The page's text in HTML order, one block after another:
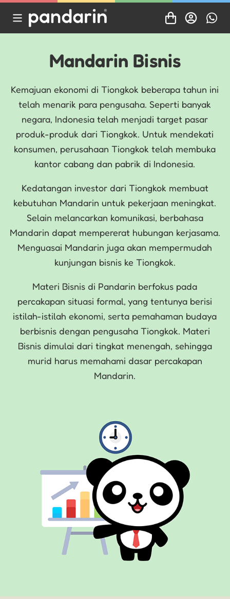
Mandarin Bisnis
Kemajuan ekonomi di Tiongkok beberapa tahun ini
telah menarik para pengusaha. Seperti banyak
negara, Indonesia telah menjadi target pasar
produk-produk dari Tiongkok. Untuk mendekati
konsumen, perusahaan Tiongkok telah membuka
kantor cabang dan pabrik di Indonesia.
Kedatangan investor dari Tiongkok membuat
kebutuhan Mandarin untuk pekerjaan meningkat.
Selain melancarkan komunikasi, berbahasa
Mandarin dapat mempererat hubungan kerjasama.
Menguasai Mandarin juga akan mempermudah
kunjungan bisnis ke Tiongkok.
Materi Bisnis di Pandarin berfokus pada
percakapan situasi formal, yang tentunya berisi
istilah-istilah ekonomi, serta pemahaman budaya
berbisnis dengan pengusaha Tiongkok. Materi
Bisnis dimulai dari tingkat menengah, sehingga
murid harus memahami dasar percakapan
Mandarin.